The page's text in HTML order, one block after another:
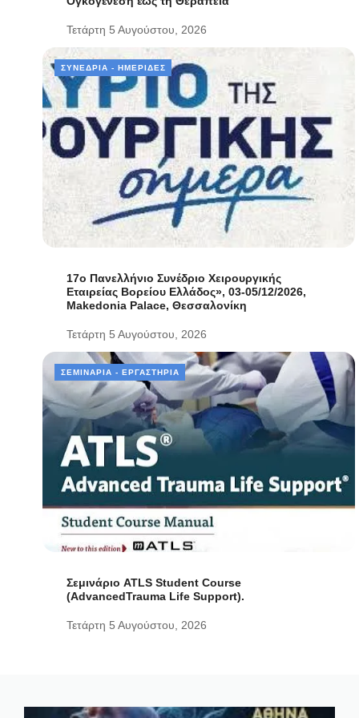
Τετάρτη 5 Αυγούστου, 2026
ΣΥΝΈΔΡΙΑ - ΗΜΕΡΊΔΕΣ
17ο Πανελλήνιο Συνέδριο Χειρουργικής
Εταιρείας Βορείου Ελλάδος», 03-05/12/2026,
Makedonia Palace, Θεσσαλονίκη
Τετάρτη 5 Αυγούστου, 2026
ΣΕΜΙΝΆΡΙΑ - ΕΡΓΑΣΤΉΡΙΑ
Σεμινάριο ATLS Student Course
(AdvancedTrauma Life Support).
Τετάρτη 5 Αυγούστου, 2026